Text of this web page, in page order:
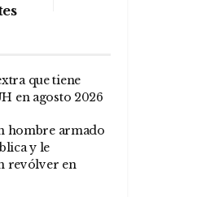
que tiene
en agosto 2026
hombre armado
y le
revólver en